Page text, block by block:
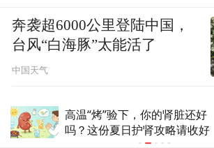
运动时一个习惯，让肾损伤标志
物显著升高！很多人经常做却毫
奔袭超6000公里登陆中国，
台风“白海豚”太能活了
中国天气